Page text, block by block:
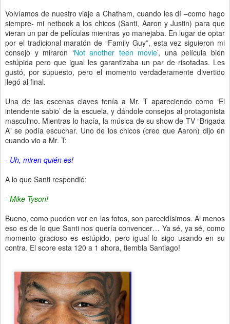
Volvíamos de nuestro viaje a Chatham, cuando les dí –como hago
siempre- mi netbook a los chicos (Santi, Aaron y Justin) para que
vieran un par de películas mientras yo manejaba. En lugar de optar
por el tradicional maratón de “Family Guy”, esta vez siguieron mi
consejo y miraron ‘Not another teen movie’, una película bien
estúpida pero que igual les garantizaba un par de risotadas. Les
gustó, por supuesto, pero el momento verdaderamente divertido
llegó al final.
Una de las escenas claves tenía a Mr. T apareciendo como ‘El
intendente sabio’ de la escuela, y dándole consejos al protagonista
masculino. Mientras lo hacía, la música de su show de TV “Brigada
A” se podía escuchar. Uno de los chicos (creo que Aaron) dijo en
cuando vio a Mr. T:
- Uh, miren quién es!
A lo que Santi respondió:
- Mike Tyson!
Bueno, como pueden ver en las fotos, son parecidísimos. Al menos
eso es de lo que Santi nos quería convencer… Ya sé, ya sé, como
momento gracioso es estúpido, pero igual lo sigo usando en su
contra. El score esta 120 a 1 ahora, tiembla Santiago!